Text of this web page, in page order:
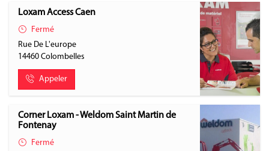
Loxam Access Caen
Fermé
Rue De L'europe
14460 Colombelles
Appeler
Corner Loxam - Weldom Saint Martin de
Fontenay
Fermé